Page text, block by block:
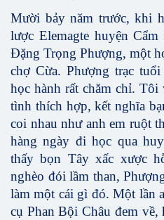
Mười bảy năm trước, khi
lược Elemagte huyện
Đặng Trọng Phượng, một
chợ Cừa. Phượng trạc
học hành rất chăm chỉ.
tình thích hợp, kết nghĩa
coi nhau như anh em ruột
hàng ngày đi học qua
thấy bọn Tây xấc xược
nghèo đói lầm than,
làm một cái gì đó. Một lần
cụ Phan Bội Châu đem về,